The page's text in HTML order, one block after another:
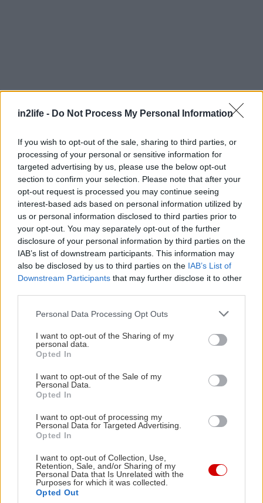
in2life - Do Not Process My Personal Information
If you wish to opt-out of the sale, sharing to third parties, or
processing of your personal or sensitive information for
targeted advertising by us, please use the below opt-out
section to confirm your selection. Please note that after your
opt-out request is processed you may continue seeing
interest-based ads based on personal information utilized by
us or personal information disclosed to third parties prior to
your opt-out. You may separately opt-out of the further
disclosure of your personal information by third parties on the
IAB’s list of downstream participants. This information may
also be disclosed by us to third parties on the IAB’s List of
Downstream Participants that may further disclose it to other
Please note that this website/app uses one or more Google
not limited to your visit or usage behaviour. You may click to
grant or deny consent to Google and its third-party tags to
use your data for below specified purposes in below Google
consent section.
Personal Data Processing Opt Outs
I want to opt-out of the Sharing of my
personal data.
Opted In
I want to opt-out of the Sale of my
Personal Data.
Opted In
I want to opt-out of processing my
Personal Data for Targeted Advertising.
Opted In
I want to opt-out of Collection, Use,
Retention, Sale, and/or Sharing of my
Personal Data that Is Unrelated with the
Purposes for which it was collected.
Opted Out